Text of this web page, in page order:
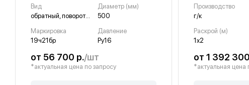
Вид
обратный, поворотный
Диаметр (мм)
500
Маркировка
19ч21бр
Давление
Ру16
от 56 700 р./шт
*актуальная цена по запросу
Производство
г/к
Раскрой (м)
1х2
от 1 392
*актуальная цена